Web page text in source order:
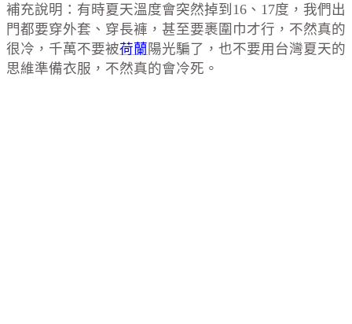
補充說明：有時夏天溫度會突然掉到16、17度，我們出
門都要穿外套、穿長褲，甚至要裹圍巾才行，不然真的
很冷，千萬不要被荷蘭陽光騙了，也不要用台灣夏天的
思維準備衣服，不然真的會冷死。